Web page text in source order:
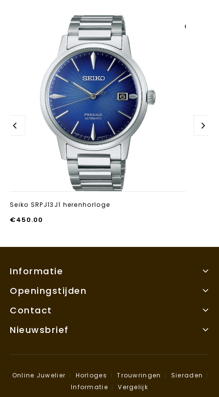
Seiko SRPJ13J1 herenhorloge
€450.00
Informatie
Openingstijden
Contact
Nieuwsbrief
Online Juwelier Horloges Trouwringen
Sieraden
Informatie
Vergelijk